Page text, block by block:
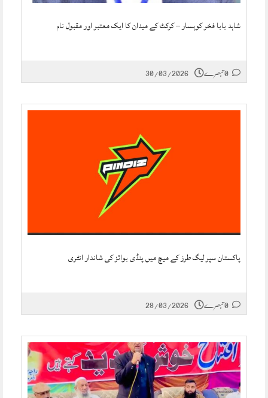
شاہد بابا فخر کوہسار – کرکٹ کے میدان کا ایک معتبر اور مقبول نام
30/03/2026
پاکستان سپر لیگ طرز کے میچ میں پنڈی بوائز کی شاندار انٹری
28/03/2026